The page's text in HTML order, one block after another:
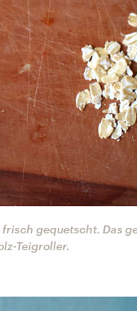
gequetscht. Das
Teigroller.